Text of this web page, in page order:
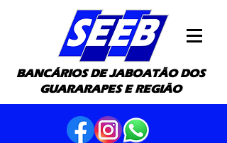
BANCÁRIOS DE JABOATÃO DOS
GUARARAPES E REGIÃO